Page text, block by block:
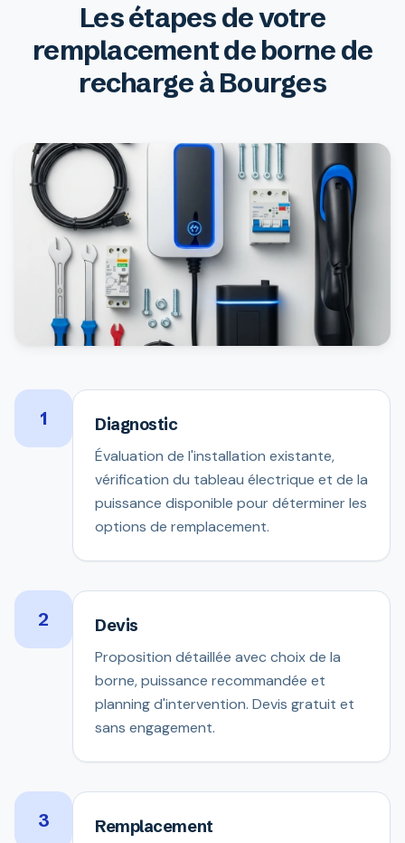
Les étapes de votre
remplacement de borne de
recharge à Bourges
1 Diagnostic
Évaluation de l'installation existante,
vérification du tableau électrique et de la
puissance disponible pour déterminer les
options de remplacement.
2 Devis
Proposition détaillée avec choix de la
borne, puissance recommandée et
planning d'intervention. Devis gratuit et
sans engagement.
3 Remplacement